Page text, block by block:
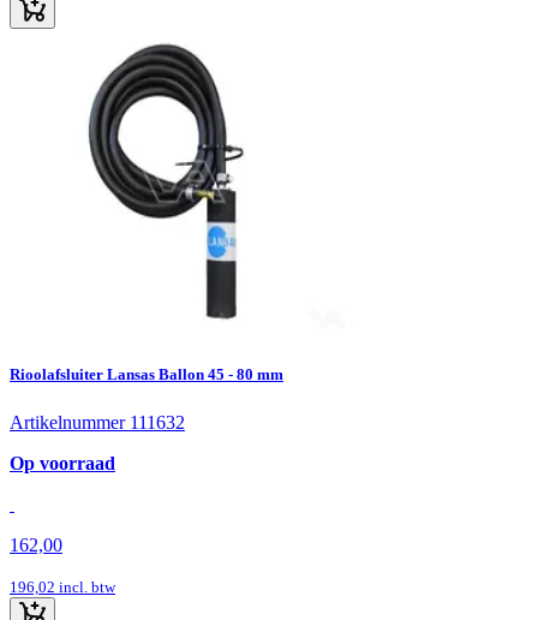
Rioolafsluiter Lansas Ballon 45 - 80 mm
Artikelnummer 111632
Op voorraad
162,00
196,02 incl. btw